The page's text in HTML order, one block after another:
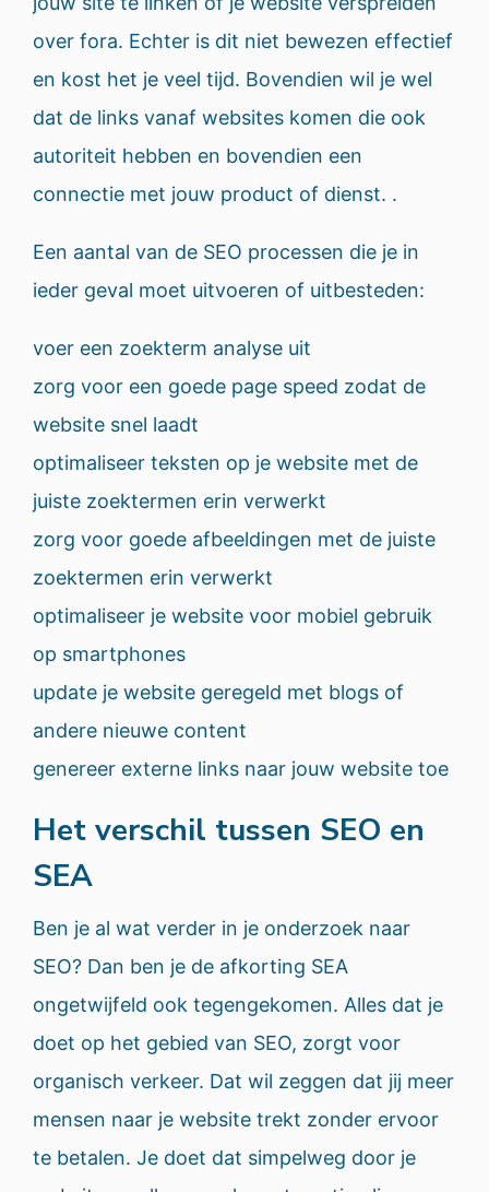
over fora. Echter is dit niet bewezen effectief
en kost het je veel tijd. Bovendien wil je wel
dat de links vanaf websites komen die ook
autoriteit hebben en bovendien een
connectie met jouw product of dienst. .
Een aantal van de SEO processen die je in
ieder geval moet uitvoeren of uitbesteden:
voer een zoekterm analyse uit
zorg voor een goede page speed zodat de
website snel laadt
optimaliseer teksten op je website met de
juiste zoektermen erin verwerkt
zorg voor goede afbeeldingen met de juiste
zoektermen erin verwerkt
optimaliseer je website voor mobiel gebruik
op smartphones
update je website geregeld met blogs of
andere nieuwe content
genereer externe links naar jouw website toe
Het verschil tussen SEO en
SEA
Ben je al wat verder in je onderzoek naar
SEO? Dan ben je de afkorting SEA
ongetwijfeld ook tegengekomen. Alles dat je
doet op het gebied van SEO, zorgt voor
organisch verkeer. Dat wil zeggen dat jij meer
mensen naar je website trekt zonder ervoor
te betalen. Je doet dat simpelweg door je